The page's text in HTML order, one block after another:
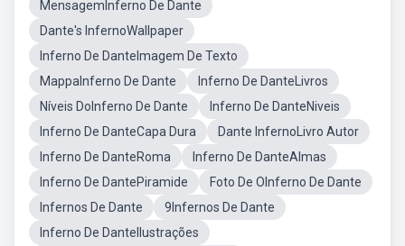
MensagemInferno De Dante
Dante's InfernoWallpaper
Inferno De DanteImagem De Texto
MappaInferno De Dante
Inferno De DanteLivros
Níveis DoInferno De Dante
Inferno De DanteNiveis
Inferno De DanteCapa Dura
Dante InfernoLivro Autor
Inferno De DanteRoma
Inferno De DanteAlmas
Inferno De DantePiramide
Foto De OInferno De Dante
Infernos De Dante
9Infernos De Dante
Inferno De DanteIlustrações